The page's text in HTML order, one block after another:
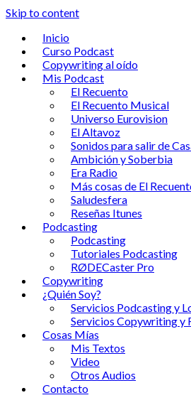
Skip to content
Inicio
Curso Podcast
Copywriting al oído
Mis Podcast
El Recuento
El Recuento Musical
Universo Eurovision
El Altavoz
Sonidos para salir de
Ambición y Soberbia
Era Radio
Más cosas de El
Saludesfera
Reseñas Itunes
Podcasting
Podcasting
Tutoriales Podcasting
RØDECaster Pro
Copywriting
¿Quién Soy?
Servicios Podcasting y
Servicios Copywriting y
Cosas Mías
Mis Textos
Video
Otros Audios
Contacto